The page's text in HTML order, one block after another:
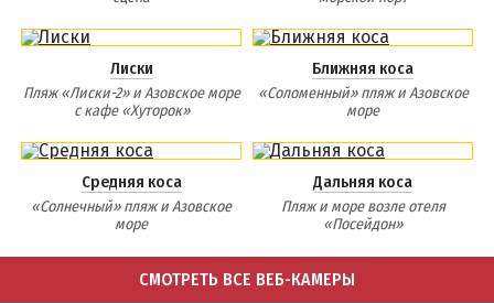
Лиски
Пляж «Лиски-2» и Азовское море
с кафе «Хуторок»
Ближняя коса
«Соломенный» пляж и Азовское
море
Средняя коса
«Солнечный» пляж и Азовское
море
Дальняя коса
Пляж и море возле отеля
«Посейдон»
СМОТРЕТЬ ВСЕ ВЕБ-КАМЕРЫ